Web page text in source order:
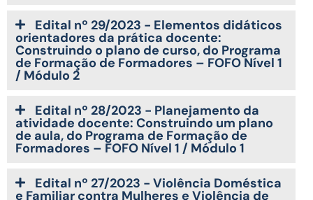
Edital nº 29/2023 - Elementos didáticos
orientadores da prática docente:
Construindo o plano de curso, do Programa
de Formação de Formadores – FOFO Nível 1
/ Módulo 2
Edital nº 28/2023 - Planejamento da
atividade docente: Construindo um plano
de aula, do Programa de Formação de
Formadores – FOFO Nível 1 / Módulo 1
Edital nº 27/2023 - Violência Doméstica
e Familiar contra Mulheres e Violência de